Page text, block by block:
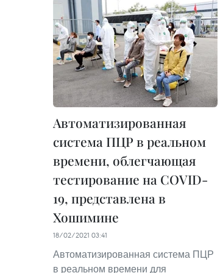
Автоматизированная
система ПЦР в реальном
времени, облегчающая
тестирование на COVID-
19, представлена в
Хошимине
18/02/2021 03:41
Автоматизированная система ПЦР
в реальном времени для